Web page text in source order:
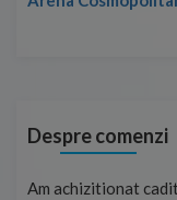
Despre comenzi
Am achizitionat